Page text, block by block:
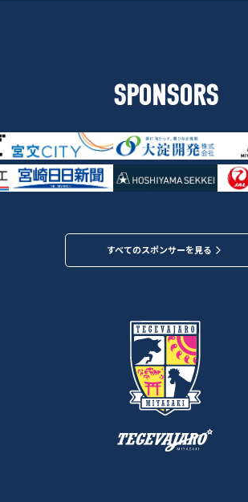
SPONSORS
すべてのスポンサーを見る